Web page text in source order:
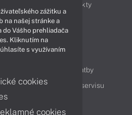
Produkty
Videá
Obsah
Možnosti doručenia a platby
služby Cenník servisu
zážitku a
na našej stránke a
do Vášho prehliadača
Kliknutím na
s využívaním
cookies
cookies